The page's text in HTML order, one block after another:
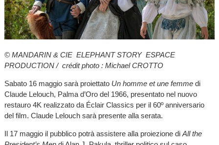
© MANDARIN & CIE ELEPHANT STORY ESPACE
PRODUCTION / crédit photo : Michael CROTTO
Sabato 16 maggio sarà proiettato Un homme et une femmedi
Claude Lelouch, Palma d’Oro del 1966, presentato nel nuovo
restauro 4K realizzato da Éclair Classics per il 60º anniversario
del film. Claude Lelouch sarà presente alla serata.
Il 17 maggio il pubblico potrà assistere alla proiezione diAll the